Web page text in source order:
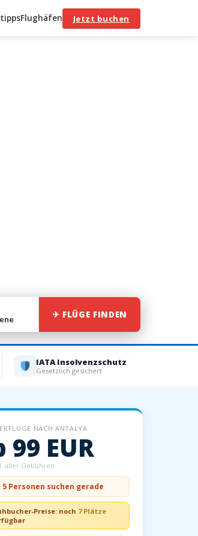
Flughäfen Jetzt buchen
✈ FLÜGE FINDEN
IATA Insolvenzschutz
Gesetzlich gesichert
NACH ANTALYA
99 EUR
aller Gebühren
5 Personen suchen gerade
Preise: noch 7 Plätze